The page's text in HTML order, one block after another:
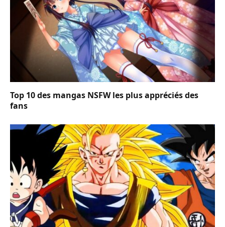
Top 10 des mangas NSFW les plus appréciés des
fans